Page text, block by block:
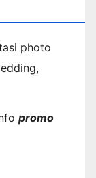
photo
promo